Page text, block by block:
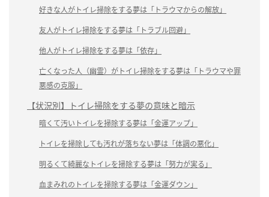
好きな人がトイレ掃除をする夢は「トラウマからの解放」
友人がトイレ掃除をする夢は「トラブル回避」
他人がトイレ掃除をする夢は「依存」
亡くなった人（幽霊）がトイレ掃除をする夢は「トラウマや罪
悪感の克服」
【状況別】トイレ掃除をする夢の意味と暗示
暗くて汚いトイレを掃除する夢は「金運アップ」
トイレを掃除しても汚れが落ちない夢は「体調の悪化」
明るくて綺麗なトイレを掃除する夢は「努力が実る」
血まみれのトイレを掃除する夢は「金運ダウン」